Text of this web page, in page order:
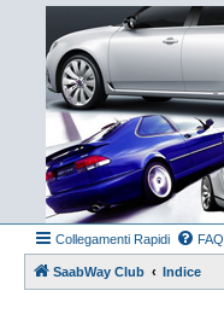
Collegamenti Rapidi FAQ
SaabWay Club Indice